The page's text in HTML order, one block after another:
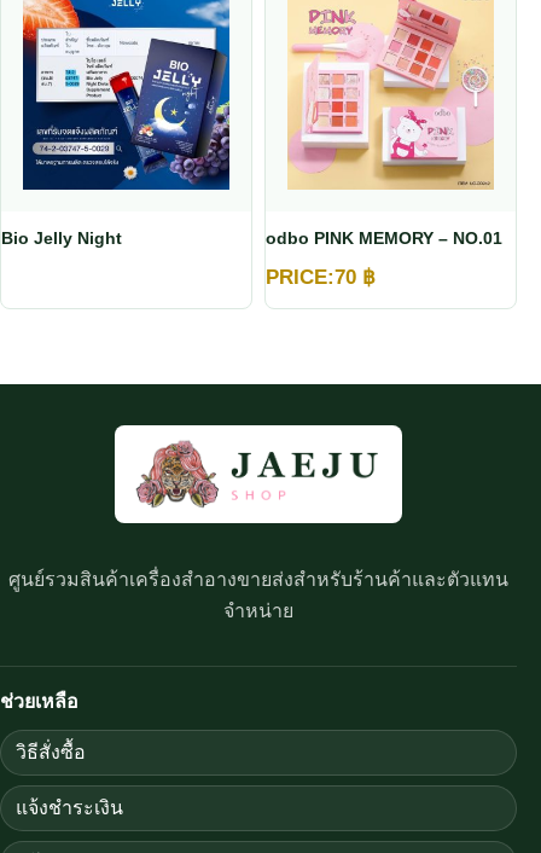
Bio Jelly Night odbo PINK MEMORY – NO.01
PRICE:70 ฿
ศูนย์รวมสินค้าเครื่องสำอางขายส่งสำหรับร้านค้าและตัวแทน
จำหน่าย
ช่วยเหลือ
วิธีสั่งซื้อ
แจ้งชำระเงิน